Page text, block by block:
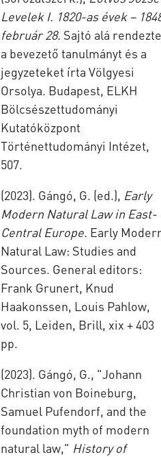
Levelek I. 1820-as évek –
február 28. Sajtó alá
a bevezető tanulmányt és a
jegyzeteket írta Völgyesi
Orsolya. Budapest, ELKH
Bölcsészettudományi
Kutatóközpont
Történettudományi Intézet,
507.
(2023). Gángó, G. (ed.), Early
Modern Natural Law in East-
Central Europe. Early
Natural Law: Studies and
Sources. General editors:
Frank Grunert, Knud
Haakonssen, Louis Pahlow,
vol. 5, Leiden, Brill, xix + 403
pp.
(2023). Gángó, G., "Johann
Christian von Boineburg,
Samuel Pufendorf, and the
foundation myth of modern
natural law," History of